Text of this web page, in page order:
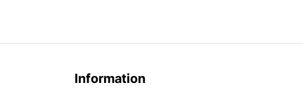
Information